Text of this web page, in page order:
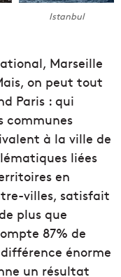
Istanbul
Marseille
on peut tout
Paris : qui
communes
à la ville de
liées
en
villes, satisfait
plus que
87% de
énorme
un résultat